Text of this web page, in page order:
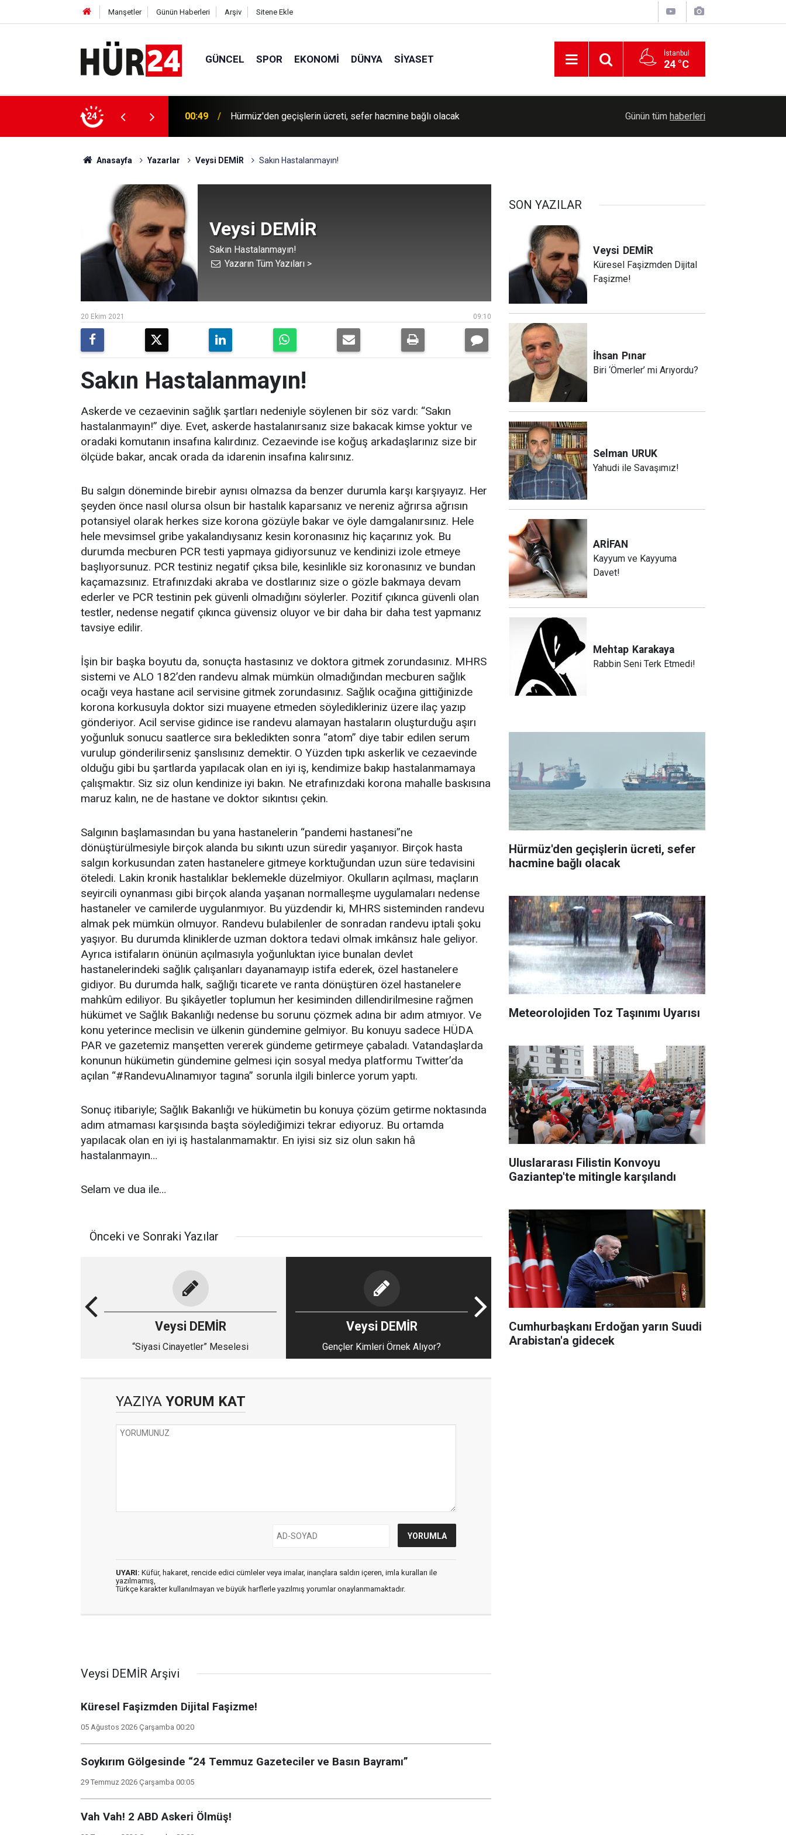
Manşetler Günün Haberleri Arşiv Sitene Ekle
GÜNCEL SPOR EKONOMI DÜNYA SIYASET İstanbul
24 °C
24
yağışlar nedeniyle 150'den fazla kişi
00:49 Hürmüz'den geçişlerin ücreti, sefer hacmine bağlı olacak Trump, İran'a yönelik savaşın "yakında sona
Günün tüm haberleri
Anasayfa Yazarlar Veysi DEMİR Sakın Hastalanmayın!
Veysi DEMİR
Sakın Hastalanmayın!
Yazarın Tüm Yazıları >
09:10
20 Ekim 2021
Sakın Hastalanmayın!
Askerde ve cezaevinin sağlık şartları nedeniyle söylenen bir söz vardı: “Sakın
hastalanmayın!” diye. Evet, askerde hastalanırsanız size bakacak kimse yoktur ve
oradaki komutanın insafına kalırdınız. Cezaevinde ise koğuş arkadaşlarınız size bir
ölçüde bakar, ancak orada da idarenin insafına kalırsınız.
Bu salgın döneminde birebir aynısı olmazsa da benzer durumla karşı karşıyayız. Her
şeyden önce nasıl olursa olsun bir hastalık kaparsanız ve nereniz ağrırsa ağrısın
potansiyel olarak herkes size korona gözüyle bakar ve öyle damgalanırsınız. Hele
hele mevsimsel gribe yakalandıysanız kesin koronasınız hiç kaçarınız yok. Bu
durumda mecburen PCR testi yapmaya gidiyorsunuz ve kendinizi izole etmeye
başlıyorsunuz. PCR testiniz negatif çıksa bile, kesinlikle siz koronasınız ve bundan
kaçamazsınız. Etrafınızdaki akraba ve dostlarınız size o gözle bakmaya devam
ederler ve PCR testinin pek güvenli olmadığını söylerler. Pozitif çıkınca güvenli olan
testler, nedense negatif çıkınca güvensiz oluyor ve bir daha bir daha test yapmanız
tavsiye edilir.
İşin bir başka boyutu da, sonuçta hastasınız ve doktora gitmek zorundasınız. MHRS
sistemi ve ALO 182’den randevu almak mümkün olmadığından mecburen sağlık
ocağı veya hastane acil servisine gitmek zorundasınız. Sağlık ocağına gittiğinizde
korona korkusuyla doktor sizi muayene etmeden söyledikleriniz üzere ilaç yazıp
gönderiyor. Acil servise gidince ise randevu alamayan hastaların oluşturduğu aşırı
yoğunluk sonucu saatlerce sıra bekledikten sonra “atom” diye tabir edilen serum
vurulup gönderilirseniz şanslısınız demektir. O Yüzden tıpkı askerlik ve cezaevinde
olduğu gibi bu şartlarda yapılacak olan en iyi iş, kendimize bakıp hastalanmamaya
çalışmaktır. Siz siz olun kendinize iyi bakın. Ne etrafınızdaki korona mahalle baskısına
maruz kalın, ne de hastane ve doktor sıkıntısı çekin.
Salgının başlamasından bu yana hastanelerin “pandemi hastanesi”ne
dönüştürülmesiyle birçok alanda bu sıkıntı uzun süredir yaşanıyor. Birçok hasta
salgın korkusundan zaten hastanelere gitmeye korktuğundan uzun süre tedavisini
öteledi. Lakin kronik hastalıklar beklemekle düzelmiyor. Okulların açılması, maçların
seyircili oynanması gibi birçok alanda yaşanan normalleşme uygulamaları nedense
hastaneler ve camilerde uygulanmıyor. Bu yüzdendir ki, MHRS sisteminden randevu
almak pek mümkün olmuyor. Randevu bulabilenler de sonradan randevu iptali şoku
yaşıyor. Bu durumda kliniklerde uzman doktora tedavi olmak imkânsız hale geliyor.
Ayrıca istifaların önünün açılmasıyla yoğunluktan iyice bunalan devlet
hastanelerindeki sağlık çalışanları dayanamayıp istifa ederek, özel hastanelere
gidiyor. Bu durumda halk, sağlığı ticarete ve ranta dönüştüren özel hastanelere
mahkûm ediliyor. Bu şikâyetler toplumun her kesiminden dillendirilmesine rağmen
hükümet ve Sağlık Bakanlığı nedense bu sorunu çözmek adına bir adım atmıyor. Ve
konu yeterince meclisin ve ülkenin gündemine gelmiyor. Bu konuyu sadece HÜDA
PAR ve gazetemiz manşetten vererek gündeme getirmeye çabaladı. Vatandaşlarda
konunun hükümetin gündemine gelmesi için sosyal medya platformu Twitter’da
açılan “#RandevuAlınamıyor tagına” sorunla ilgili binlerce yorum yaptı.
Sonuç itibariyle; Sağlık Bakanlığı ve hükümetin bu konuya çözüm getirme noktasında
adım atmaması karşısında başta söylediğimizi tekrar ediyoruz. Bu ortamda
yapılacak olan en iyi iş hastalanmamaktır. En iyisi siz siz olun sakın hâ
hastalanmayın…
Selam ve dua ile…
Önceki ve Sonraki Yazılar
Veysi DEMİR
“Siyasi Cinayetler” Meselesi
Veysi DEMİR
Gençler Kimleri Örnek Alıyor?
YAZIYA YORUM KAT
UYARI: Küfür, hakaret, rencide edici cümleler veya imalar, inançlara saldırı içeren, imla kuralları ile
yazılmamış,
Türkçe karakter kullanılmayan ve büyük harflerle yazılmış yorumlar onaylanmamaktadır.
Veysi DEMİR Arşivi
Küresel Faşizmden Dijital Faşizme!
05 Ağustos 2026 Çarşamba 00:20
Soykırım Gölgesinde “24 Temmuz Gazeteciler ve Basın Bayramı”
29 Temmuz 2026 Çarşamba 00:05
Vah Vah! 2 ABD Askeri Ölmüş!
SON YAZILAR
Veysi DEMİR
Küresel Faşizmden Dijital
Faşizme!
İhsan Pınar
Biri ‘Ömerler’ mi Arıyordu?
Selman URUK
Yahudi ile Savaşımız!
ARİFAN
Kayyum ve Kayyuma
Davet!
Mehtap Karakaya
Rabbin Seni Terk Etmedi!
Hürmüz'den geçişlerin ücreti, sefer
hacmine bağlı olacak
Meteorolojiden Toz Taşınımı Uyarısı
Uluslararası Filistin Konvoyu
Gaziantep'te mitingle karşılandı
Cumhurbaşkanı Erdoğan yarın Suudi
Arabistan'a gidecek